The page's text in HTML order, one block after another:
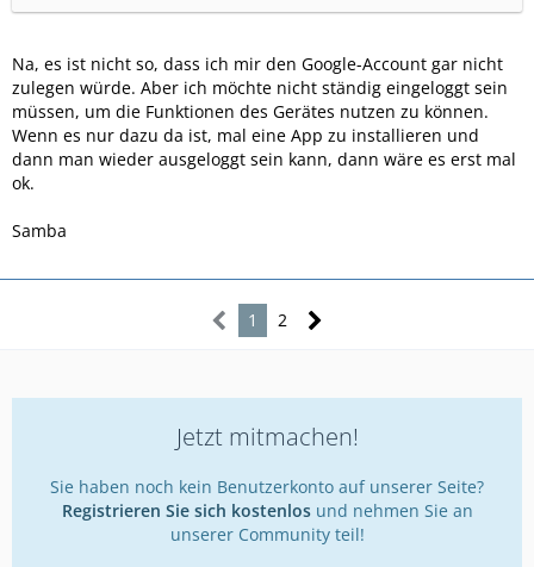
Na, es ist nicht so, dass ich mir den Google-Account gar nicht
zulegen würde. Aber ich möchte nicht ständig eingeloggt sein
müssen, um die Funktionen des Gerätes nutzen zu können.
Wenn es nur dazu da ist, mal eine App zu installieren und
dann man wieder ausgeloggt sein kann, dann wäre es erst mal
ok.
Samba
1 2
Jetzt mitmachen!
Sie haben noch kein Benutzerkonto auf unserer Seite?
Registrieren Sie sich kostenlosund nehmen Sie an
unserer Community teil!